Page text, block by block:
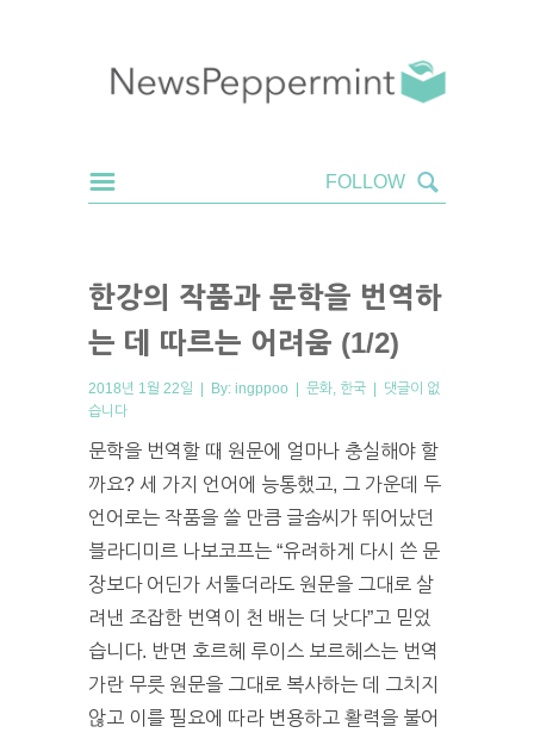
한강의 작품과 문학을 번역하
는 데 따르는 어려움 (1/2)
2018년 1월 22일 | By: ingppoo | 문화 한국 | 댓글이 없
습니다
문학을 번역할 때 원문에 얼마나 충실해야 할
까요? 세 가지 언어에 능통했고, 그 가운데 두
언어로는 작품을 쓸 만큼 글솜씨가 뛰어났던
블라디미르 나보코프는 “유려하게 다시 쓴 문
장보다 어딘가 서툴더라도 원문을 그대로 살
려낸 조잡한 번역이 천 배는 더 낫다”고 믿었
습니다. 반면 호르헤 루이스 보르헤스는 번역
가란 무릇 원문을 그대로 복사하는 데 그치지
않고 이를 필요에 따라 변용하고 활력을 불어